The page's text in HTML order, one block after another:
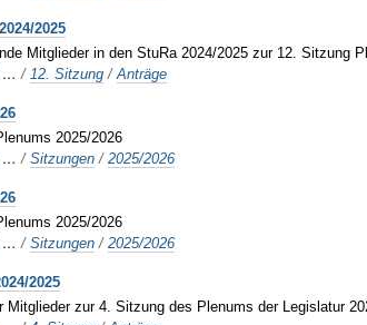
2025
Mitglieder in den StuRa 2024/2025 zur 12. Sitzung
…/12. Sitzung /Anträge
2025/2026
…/Sitzungen /2025/2026
2025/2026
…/Sitzungen /2025/2026
2025
Mitglieder zur 4. Sitzung des Plenums der Legislatur